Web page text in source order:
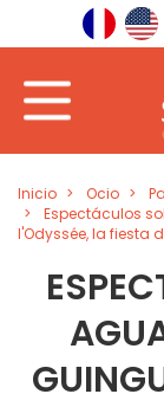
Inicio Ocio
Espectáculos
l'Odyssée, la fiesta